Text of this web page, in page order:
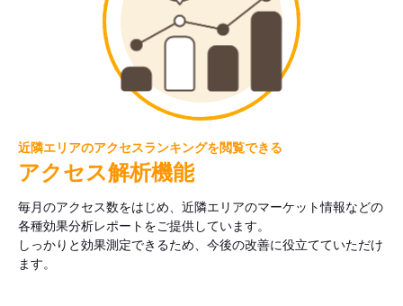
近隣エリアのアクセスランキングを閲覧できる
アクセス解析機能
毎月のアクセス数をはじめ、近隣エリアのマーケット情報などの
各種効果分析レポートをご提供しています。
しっかりと効果測定できるため、今後の改善に役立てていただけ
ます。